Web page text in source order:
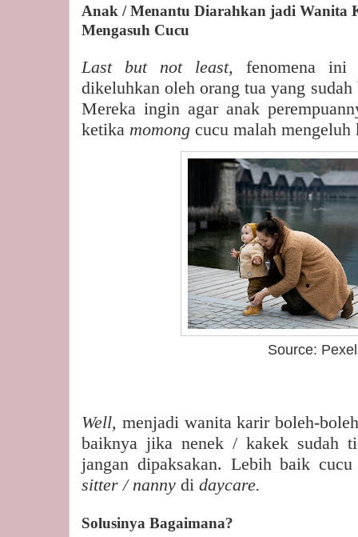
Anak / Menantu Diarahkan jadi Wanita
Mengasuh Cucu
Last but not least, fenomena
dikeluhkan oleh orang tua yang
Mereka ingin agar anak
ketika momong cucu malah mengeluh
Source:
Well, menjadi wanita karir boleh-
baiknya jika nenek / kakek sudah
jangan dipaksakan. Lebih baik
sitter / nanny di daycare.
Solusinya Bagaimana?